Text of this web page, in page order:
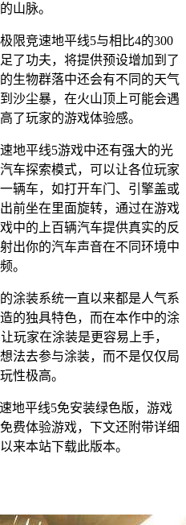
山脉。
限竞速地平线5与相比4的300
了功夫，将提供预设增加到了
生物群落中还会有不同的天气
沙尘暴，在火山顶上可能会遇
了玩家的游戏体验感。
地平线5游戏中还有强大的光
车探索模式，可以让各位玩家
辆车，如打开车门、引擎盖或
前坐在里面旋转，通过在游戏
中的上百辆汽车提供真实的反
出你的汽车声音在不同环境中
。
涂装系统一直以来都是人气系
的独具特色，而在本作中的涂
玩家在涂装是更容易上手，
法去参与涂装，而不是仅仅局
性极高。
地平线5免安装绿色版，游戏
费体验游戏，下文还附带详细
来本站下载此版本。